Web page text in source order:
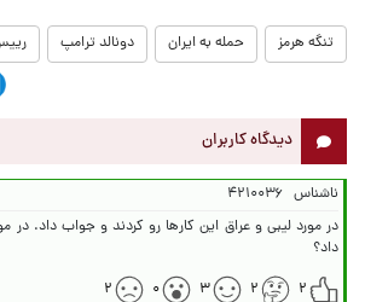
تنگه هرمز حمله به ایران دونالد ترامپ
دیدگاه کاربران
ناشناس ۴۲۱۰۰۳۶
در مورد لیبی و عراق این کارها رو کردند و جواب داد. در
داد؟
۲
۲ ۳ ۰ ۲